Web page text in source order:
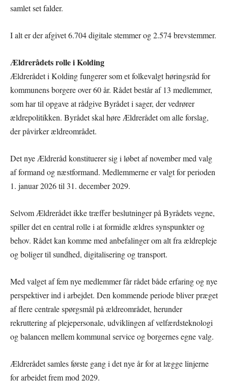
samlet set falder.
I alt er der afgivet 6.704 digitale stemmer og 2.574 brevstemmer.
Ældrerådets rolle i Kolding
Ældrerådet i Kolding fungerer som et folkevalgt høringsråd for
kommunens borgere over 60 år. Rådet består af 13 medlemmer,
som har til opgave at rådgive Byrådet i sager, der vedrører
ældrepolitikken. Byrådet skal høre Ældrerådet om alle forslag,
der påvirker ældreområdet.
Det nye Ældreråd konstituerer sig i løbet af november med valg
af formand og næstformand. Medlemmerne er valgt for perioden
1. januar 2026 til 31. december 2029.
Selvom Ældrerådet ikke træffer beslutninger på Byrådets vegne,
spiller det en central rolle i at formidle ældres synspunkter og
behov. Rådet kan komme med anbefalinger om alt fra ældrepleje
og boliger til sundhed, digitalisering og transport.
Med valget af fem nye medlemmer får rådet både erfaring og nye
perspektiver ind i arbejdet. Den kommende periode bliver præget
af flere centrale spørgsmål på ældreområdet, herunder
rekruttering af plejepersonale, udviklingen af velfærdsteknologi
og balancen mellem kommunal service og borgernes egne valg.
Ældrerådet samles første gang i det nye år for at lægge linjerne
for arbejdet frem mod 2029.